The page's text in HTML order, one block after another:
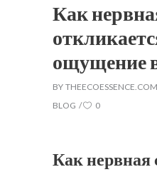
Как
ощущение
BY THEECOESSENCE.COM
BLOG
0
Как нервная